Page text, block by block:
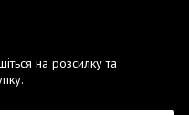
на розсилку та